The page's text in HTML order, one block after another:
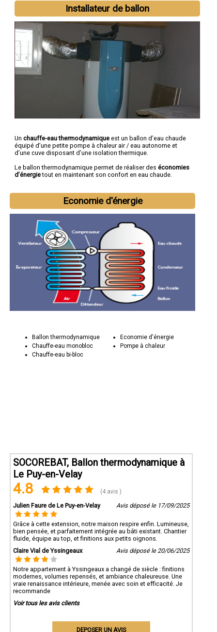
Installateur de ballon
Un chauffe-eau thermodynamique est un ballon d’eau chaude
équipé d’une petite pompe à chaleur air / eau autonome et
d’une cuve disposant d’une isolation thermique.
Le ballon thermodynamique permet de réaliser des économies
d’énergietout en maintenant son confort en eau chaude.
Economie d'énergie
Ballon thermodynamique
Chauffe-eau monobloc
Chauffe-eau bi-bloc
Economie d'énergie
Pompe à chaleur
SOCOREBAT, Ballon thermodynamique à
Le Puy-en-Velay
4.8 (4 avis )
Julien Faure de Le Puy-en-Velay Avis déposé le 17/09/2025
Grâce à cette extension, notre maison respire enfin. Lumineuse,
bien pensée, et parfaitement intégrée au bâti existant. Chantier
fluide, équipe au top, et finitions aux petits oignons.
Claire Vial de Yssingeaux
Avis déposé le 20/06/2025
Notre appartement à Yssingeaux a changé de siècle : finitions
modernes, volumes repensés, et ambiance chaleureuse. Une
vraie renaissance intérieure, menée avec soin et efficacité. Je
recommande
Voir tous les avis clients
DEPOSER UN AVIS